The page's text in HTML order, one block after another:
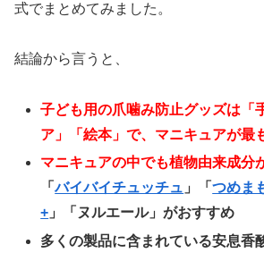
式でまとめてみました。
結論から言うと、
子ども用の爪噛み防止グッズは「
ア」「絵本」で、マニキュアが最
マニキュアの中でも植物由来成分
「バイバイチュッチュ 」「つめま
+ 」「ヌルエール」がおすすめ
多くの製品に含まれている安息香